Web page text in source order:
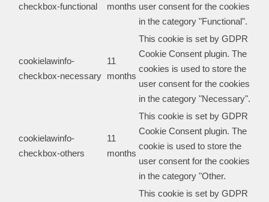
checkbox-functional
months user consent for the cookies
in the category "Functional".
cookielawinfo-
checkbox-necessary
11
months
This cookie is set by GDPR
Cookie Consent plugin. The
cookies is used to store the
user consent for the cookies
in the category "Necessary".
cookielawinfo-
checkbox-others
11
months
This cookie is set by GDPR
Cookie Consent plugin. The
cookie is used to store the
user consent for the cookies
in the category "Other.
This cookie is set by GDPR